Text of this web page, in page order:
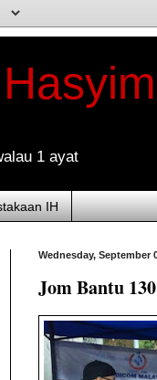
1 ayat
IH
Wednesday, September
Jom Bantu